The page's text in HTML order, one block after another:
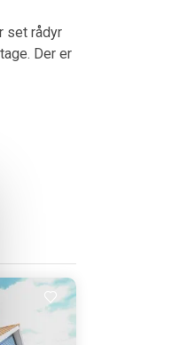
set rådyr
Der er